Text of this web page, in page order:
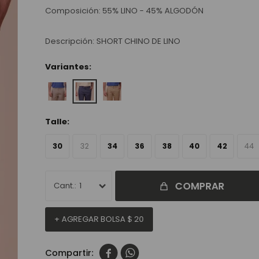
Composición: 55% LINO - 45% ALGODÓN
Descripción: SHORT CHINO DE LINO
Variantes:
Talle:
30 32 34 36 38 40 42 44
1 COMPRAR
+ AGREGAR BOLSA $ 20
 